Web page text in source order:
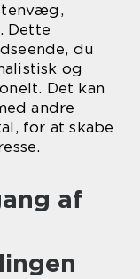
Dette
du
og
Det kan
andre
for at skabe
af